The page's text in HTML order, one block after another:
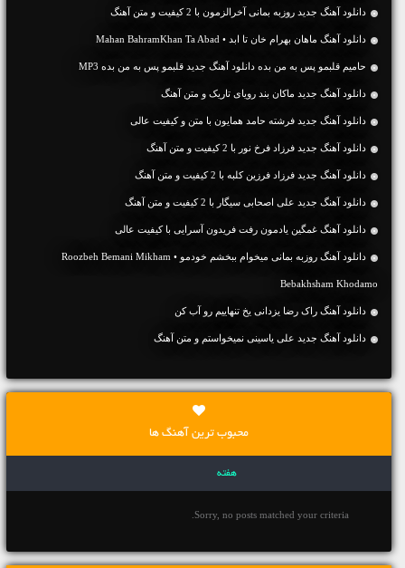
دانلود آهنگ جديد روزبه بمانی آخرالزمون با 2 کیفیت و متن آهنگ
دانلود آهنگ ماهان بهرام خان تا ابد • Mahan BahramKhan Ta Abad
حامیم قلبمو پس به من بده دانلود آهنگ جدید قلبمو پس به من بده MP3
دانلود آهنگ جديد ماکان بند رویای تاریک و متن آهنگ
دانلود آهنگ جديد فرشته حامد همایون با متن و کیفیت عالی
دانلود آهنگ جديد فرزاد فرخ نور با 2 کیفیت و متن آهنگ
دانلود آهنگ جديد فرزاد فرزین کلبه با 2 کیفیت و متن آهنگ
دانلود آهنگ جديد علی اصحابی سیگار با 2 کیفیت و متن آهنگ
دانلود آهنگ غمگین یادمون رفت فریدون آسرایی با کیفیت عالی
دانلود آهنگ روزبه بمانی میخوام ببخشم خودمو • Roozbeh Bemani Mikham
Bebakhsham Khodamo
دانلود آهنگ راک رضا یزدانی یخ تنهاییم رو آب کن
دانلود آهنگ جديد علی یاسینی نمیخواستم و متن آهنگ
محبوب ترین آهنگ ها
هفته
Sorry, no posts matched your criteria.